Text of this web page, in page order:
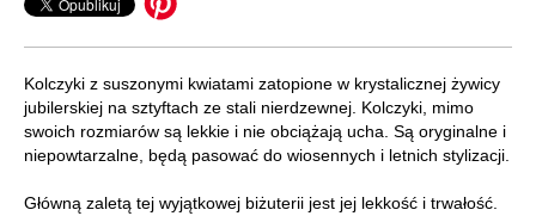
Kolczyki z suszonymi kwiatami zatopione w krystalicznej żywicy
jubilerskiej na sztyftach ze stali nierdzewnej. Kolczyki, mimo
swoich rozmiarów są lekkie i nie obciążają ucha. Są oryginalne i
niepowtarzalne, będą pasować do wiosennych i letnich stylizacji.
Główną zaletą tej wyjątkowej biżuterii jest jej lekkość i trwałość.